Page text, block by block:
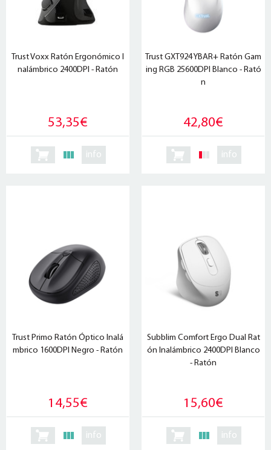
Trust Voxx Ratón Ergonómico I
nalámbrico 2400DPI - Ratón
53,35€
info
Trust GXT924 YBAR+ Ratón Gam
ing RGB 25600DPI Blanco - Rató
n
42,80€
info
Trust Primo Ratón Óptico Inalá
mbrico 1600DPI Negro - Ratón
14,55€
info
Subblim Comfort Ergo Dual Rat
ón Inalámbrico 2400DPI Blanco
- Ratón
15,60€
info